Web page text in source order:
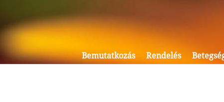
Bemutatkozás Rendelés